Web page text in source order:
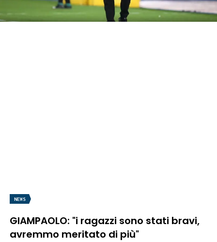
NEWS
GIAMPAOLO: "i ragazzi sono stati bravi,
avremmo meritato di più"